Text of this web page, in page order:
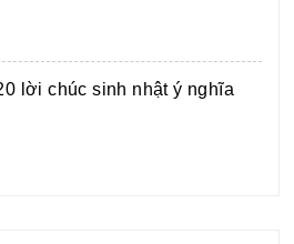
lời chúc sinh nhật ý nghĩa